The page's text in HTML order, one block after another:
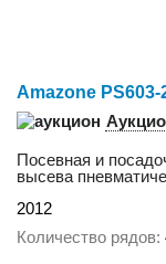
Amazone PS603-
Посевная и
высева
2012
Количество рядов